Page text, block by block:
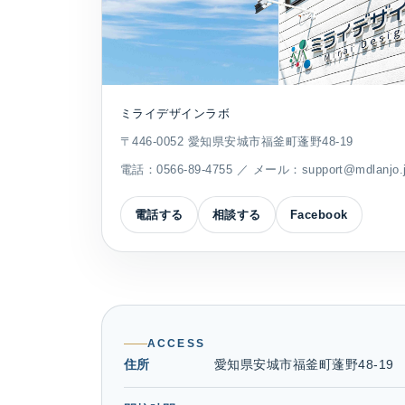
ミライデザインラボ
〒446-0052 愛知県安城市福釜町蓬野48-19
電話：0566-89-4755 ／ メール：
電話する 相談する Facebook
ACCESS
住所 愛知県安城市福釜町蓬野48-19